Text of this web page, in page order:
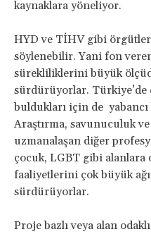
kaynaklara yöneliyor.
HYD ve TİHV gibi
söylenebilir. Yani fon
sürekliliklerini büyük
sürdürüyorlar. Türkiye’de
buldukları için de
Araştırma, savunuculuk
uzmanalaşan diğer
çocuk, LGBT gibi alanlara
faaliyetlerini çok büyük
sürdürüyorlar.
Proje bazlı veya alan